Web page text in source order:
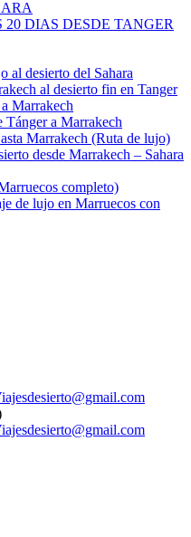
DIAS DESDE TANGER
al desierto del Sahara
al desierto fin en Tanger
Marrakech
a Marrakech
Marrakech (Ruta de lujo)
desde Marrakech – Sahara
completo)
de lujo en Marruecos con